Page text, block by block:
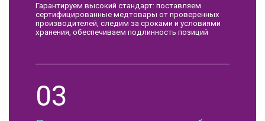
Гарантируем высокий стандарт: поставляем
сертифицированные медтовары от проверенных
производителей, следим за сроками и условиями
хранения, обеспечиваем подлинность позиций
03